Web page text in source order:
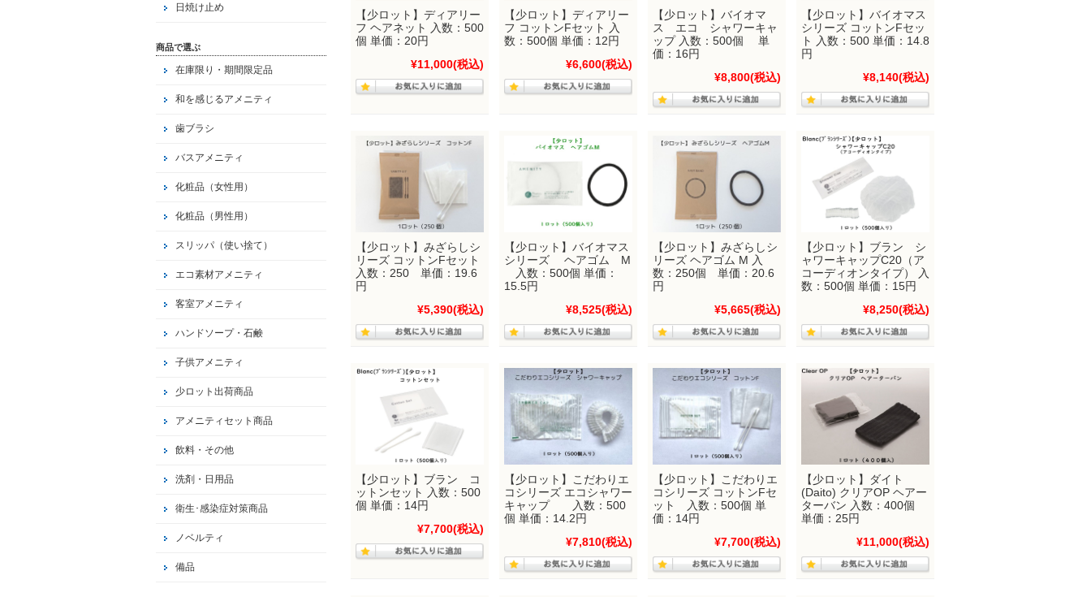
【少ロット】ディアリー
フ ヘアネット 入数：500
個 単価：20円
¥11,000(税込)
【少ロット】ディアリー
フ コットンFセット 入
数：500個 単価：12円
¥6,600(税込)
【少ロット】バイオマ
ス エコ シャワーキャ
ップ 入数：500個 単
価：16円
¥8,800(税込)
【少ロット】バイオマス
シリーズ コットンFセッ
ト 入数：500 単価：14.8
円
¥8,140(税込)
【少ロット】みざらしシ
リーズ コットンFセット
入数：250 単価：19.6
円
¥5,390(税込)
【少ロット】バイオマス
シリーズ ヘアゴム M
入数：500個 単価：
15.5円
¥8,525(税込)
【少ロット】みざらしシ
リーズ ヘアゴム M 入
数：250個 単価：20.6
円
¥5,665(税込)
【少ロット】ブラン シ
ャワーキャップC20（ア
コーディオンタイプ） 入
数：500個 単価：15円
¥8,250(税込)
【少ロット】ブラン コ
ットンセット 入数：500
個 単価：14円
¥7,700(税込)
【少ロット】こだわりエ
コシリーズ エコシャワー
キャップ 入数：500
個 単価：14.2円
¥7,810(税込)
【少ロット】こだわりエ
コシリーズ コットンFセ
ット 入数：500個 単
価：14円
¥7,700(税込)
【少ロット】ダイト
(Daito) クリアOP ヘアー
ターバン 入数：400個
単価：25円
¥11,000(税込)
日焼け止め
商品で選ぶ
在庫限り・期間限定品
和を感じるアメニティ
歯ブラシ
バスアメニティ
化粧品（女性用）
化粧品（男性用）
スリッパ（使い捨て）
エコ素材アメニティ
客室アメニティ
ハンドソープ・石鹸
子供アメニティ
少ロット出荷商品
アメニティセット商品
飲料・その他
洗剤・日用品
衛生･感染症対策商品
ノベルティ
備品